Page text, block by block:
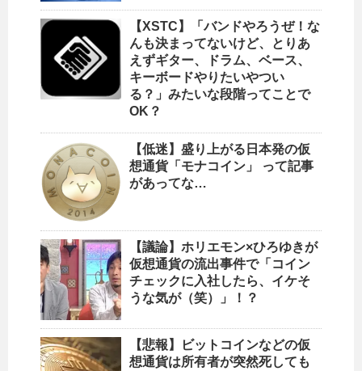
【XSTC】「バンドやろうぜ！な
んも決まってないけど、とりあ
えずギター、ドラム、ベース、
キーボードやりたいやつい
る？」みたいな段階ってことで
OK？
【低迷】盛り上がる日本発の仮
想通貨「モナコイン」 って記事
があってな…
【議論】ホリエモン×ひろゆきが
仮想通貨の流出事件で「コイン
チェックに入社したら、イケそ
うな気が（笑）」！？
【悲報】ビットコインなどの仮
想通貨は所有者が突然死しても